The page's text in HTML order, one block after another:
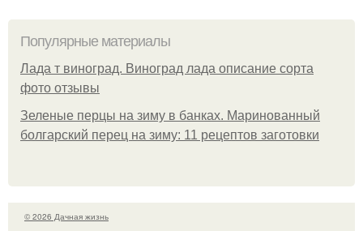
Популярные материалы
Лада т виноград. Виноград лада описание сорта
фото отзывы
Зеленые перцы на зиму в банках. Маринованный
болгарский перец на зиму: 11 рецептов заготовки
© 2026 Дачная жизнь